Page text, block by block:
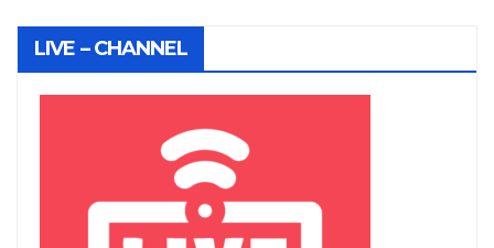
LIVE – CHANNEL